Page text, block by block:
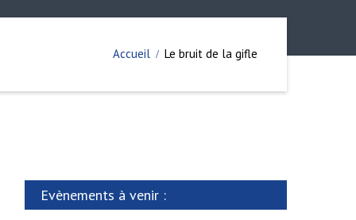
Accueil Le bruit de la gifle
Evènements à venir :